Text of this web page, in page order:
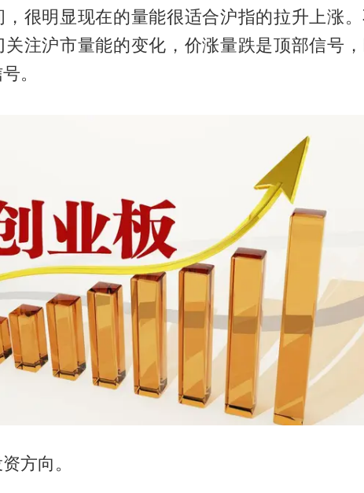
，很明显现在的量能很适合沪指的拉升上涨
关注沪市量能的变化，价涨量跌是顶部信号
。
方向。